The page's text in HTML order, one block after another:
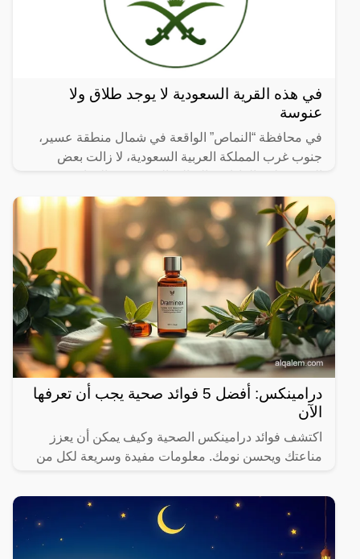
في هذه القرية السعودية لا يوجد طلاق ولا
عنوسة
في محافظة “النماص” الواقعة في شمال منطقة عسير،
جنوب غرب المملكة العربية السعودية، لا زالت بعض
الحفاظ على
درامينكس: أفضل 5 فوائد صحية يجب أن تعرفها
الآن
اكتشف فوائد درامينكس الصحية وكيف يمكن أن يعزز
مناعتك ويحسن نومك. معلومات مفيدة وسريعة لكل من